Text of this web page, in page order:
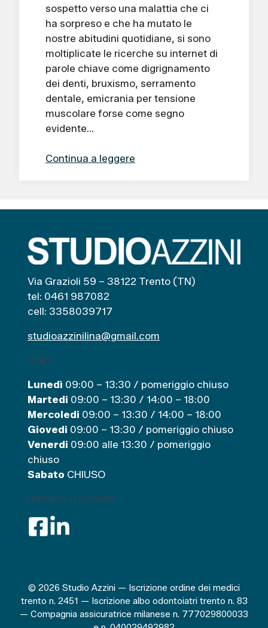
sospetto verso una malattia che ci
ha sorpreso e che ha mutato le
nostre abitudini quotidiane, si sono
moltiplicate le ricerche su internet di
parole chiave come digrignamento
dei denti, bruxismo, serramento
dentale, emicrania per tensione
muscolare forse come segno
evidente…
Continua a leggere
Via Grazioli 59 – 38122 Trento (TN)
tel: 0461 987082
cell: 3358039717
studioazzinilina@gmail.com
Orari
Lunedì 09:00 – 13:30 / pomeriggio chiuso
Martedi 09:00 – 13:30 / 14:00 – 18:00
Mercoledi 09:00 – 13:30 / 14:00 – 18:00
Giovedi 09:00 – 13:30 / pomeriggio chiuso
Venerdi 09:00 alle 13:30 / pomeriggio
chiuso
Sabato CHIUSO
restiamo in contatto
© 2026 Studio Azzini — Iscrizione ordine dei medici
trento n. 2451 — Iscrizione albo odontoiatri trento n. 83
— Compagnia assicuratrice milanese n. 777029800033